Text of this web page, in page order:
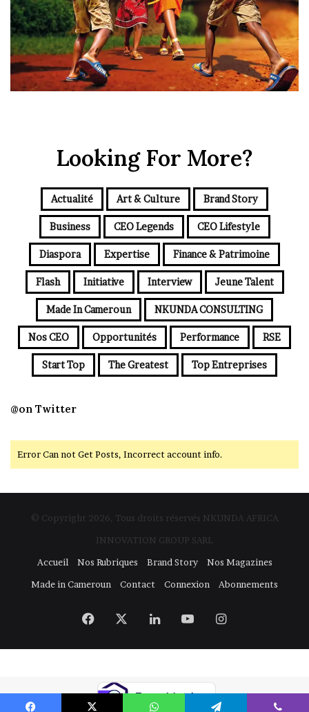
Looking For More?
Actualité Art & Culture Brand Story
Business CEO Legends CEO Lifestyle
Diaspora Expertise Finance & Patrimoine
Flash Initiative Interview Jeune Talent
Made In Cameroun NKUNDA CONSULTING
Nos CEO Opportunités Performance RSE
Start Top The Greatest Top Entreprises
@on Twitter
Error Can not Get Posts, Incorrect account info.
© Copyright 2026, Tous droits réservés NKUNDA AFRICA
INNOVATION GROUP SARL
Accueil
Nos Rubriques Brand Story
Nos Magazines
Made in Cameroun
Contact Connexion Abonnements
Facebook LinkedinYouTubeInstagram